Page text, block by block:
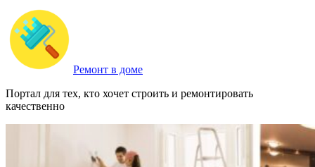
Ремонт в доме
Портал для тех, кто хочет строить и ремонтировать
качественно